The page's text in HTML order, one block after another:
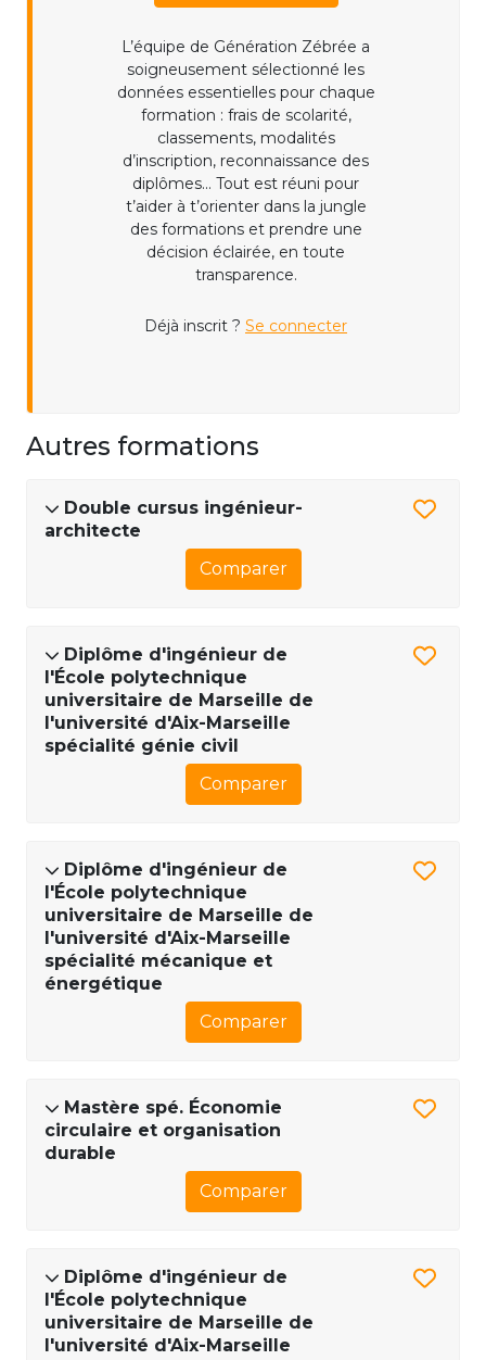
L’équipe de Génération Zébrée a
soigneusement sélectionné les
données essentielles pour chaque
formation : frais de scolarité,
classements, modalités
d’inscription, reconnaissance des
diplômes... Tout est réuni pour
t’aider à t’orienter dans la jungle
des formations et prendre une
décision éclairée, en toute
transparence.
Déjà inscrit ? Se connecter
Autres formations
Double cursus ingénieur-
architecte
Comparer
Diplôme d'ingénieur de
l'École polytechnique
universitaire de Marseille de
l'université d'Aix-Marseille
spécialité génie civil
Comparer
Diplôme d'ingénieur de
l'École polytechnique
universitaire de Marseille de
l'université d'Aix-Marseille
spécialité mécanique et
énergétique
Comparer
Mastère spé. Économie
circulaire et organisation
durable
Comparer
Diplôme d'ingénieur de
l'École polytechnique
universitaire de Marseille de
l'université d'Aix-Marseille